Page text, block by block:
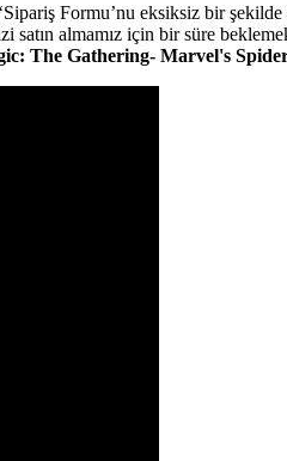
Formu’nu eksiksiz bir
almamız için bir süre
The Gathering- Marvel's